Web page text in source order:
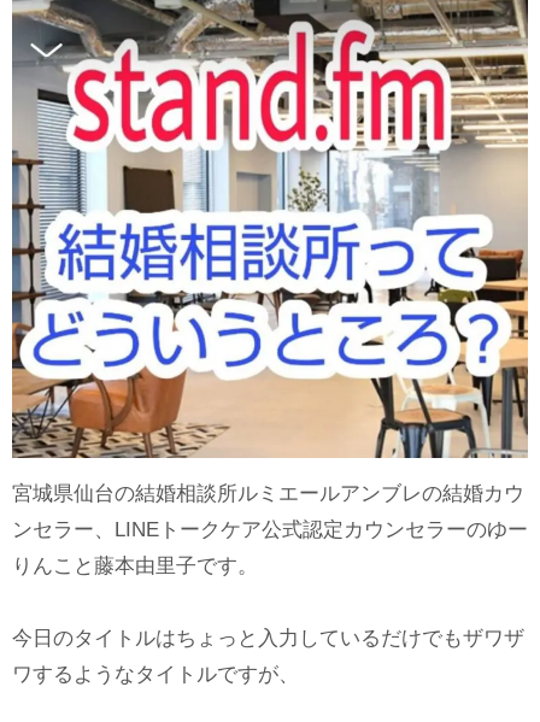
宮城県仙台の結婚相談所ルミエールアンブレの結婚カウ
ンセラー、LINEトークケア公式認定カウンセラーのゆー
りんこと藤本由里子です。
今日のタイトルはちょっと入力しているだけでもザワザ
ワするようなタイトルですが、